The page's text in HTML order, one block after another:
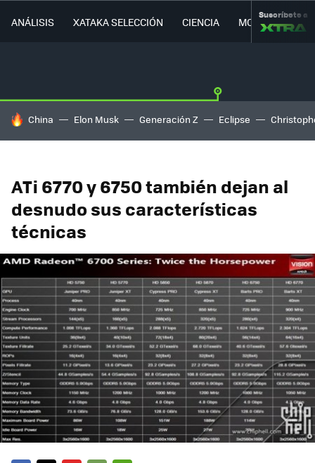
ANÁLISIS XATAKA SELECCIÓN CIENCIA MOVILIDAD
Suscríbete a
HOY SE HABLA DE
China Elon Musk Generación Z Eclipse
ATi 6770 y 6750 también dejan al
desnudo sus características
técnicas